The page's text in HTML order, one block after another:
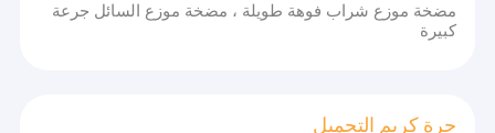
مضخة موزع شراب فوهة طويلة ، مضخة موزع السائل جرعة
كبيرة
جرة كريم التجميل